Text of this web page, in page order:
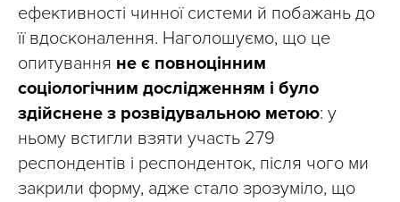
ефективності чинної системи й побажань до
її вдосконалення. Наголошуємо, що це
опитування не є повноцінним
соціологічним дослідженням і було
здійснене з розвідувальною метою: у
ньому встигли взяти участь 279
респондентів і респонденток, після чого ми
закрили форму, адже стало зрозуміло, що